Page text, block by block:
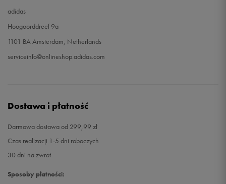
adidas
Hoogoorddreef 9a
1101 BA Amsterdam, Netherlands
serviceinfo@onlineshop.adidas.com
Dostawa i płatność
Darmowa dostawa od 299,99 zł
Czas realizacji 1-5 dni roboczych
30 dni na zwrot
Sposoby płatności: